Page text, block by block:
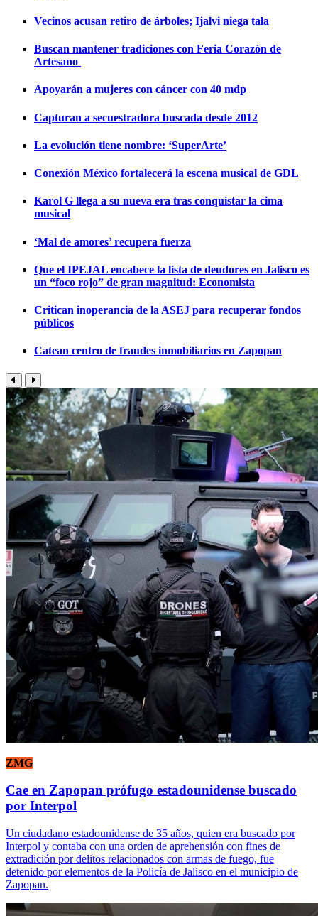
Vecinos acusan retiro de árboles; Ijalvi niega tala
Buscan mantener tradiciones con Feria Corazón de
Artesano
Apoyarán a mujeres con cáncer con 40 mdp
Capturan a secuestradora buscada desde 2012
La evolución tiene nombre: ‘SuperArte’
Conexión México fortalecerá la escena musical de GDL
Karol G llega a su nueva era tras conquistar la cima
musical
‘Mal de amores’ recupera fuerza
Que el IPEJAL encabece la lista de deudores en Jalisco es
un “foco rojo” de gran magnitud: Economista
Critican inoperancia de la ASEJ para recuperar fondos
públicos
Catean centro de fraudes inmobiliarios en Zapopan
ZMG
Cae en Zapopan prófugo estadounidense buscado
por Interpol
Un ciudadano estadounidense de 35 años, quien era buscado por
Interpol y contaba con una orden de aprehensión con fines de
extradición por delitos relacionados con armas de fuego, fue
detenido por elementos de la Policía de Jalisco en el municipio de
Zapopan.